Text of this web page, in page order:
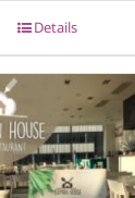
Details